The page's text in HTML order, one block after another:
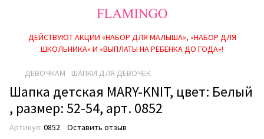
ДЕЙСТВУЮТ АКЦИИ «НАБОР ДЛЯ МАЛЫША», «НАБОР ДЛЯ
ШКОЛЬНИКА» И «ВЫПЛАТЫ НА РЕБEНКА ДО ГОДА»!
ДЕВОЧКАМ ШАПКИ ДЛЯ ДЕВОЧЕК
Шапка детская MARY-KNIT, цвет: Белый
, размер: 52-54, арт. 0852
Артикул: 0852 Оставить отзыв